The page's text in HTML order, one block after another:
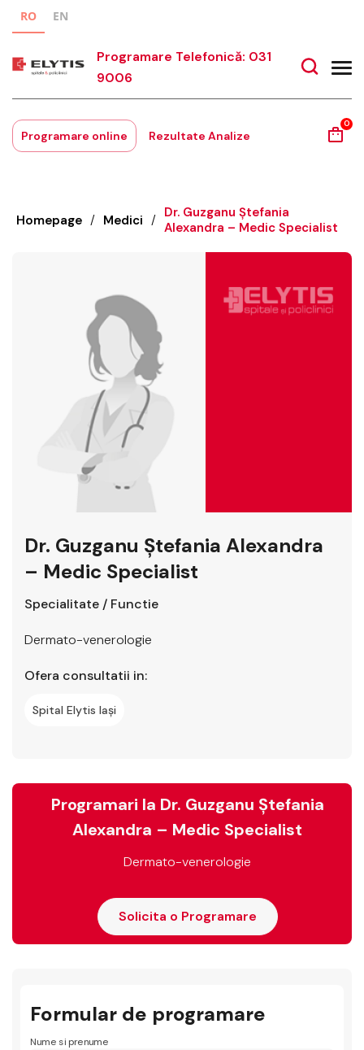
RO EN
Programare Telefonică: 031
9006
Programare online Rezultate Analize
0
Homepage / Medici / Dr. Guzganu Ștefania
Alexandra – Medic Specialist
Dr. Guzganu Ștefania Alexandra
– Medic Specialist
Specialitate / Functie
Dermato-venerologie
Ofera consultatii in:
Spital Elytis Iași
Programari la Dr. Guzganu Ștefania
Alexandra – Medic Specialist
Dermato-venerologie
Solicita o Programare
Formular de programare
Nume si prenume